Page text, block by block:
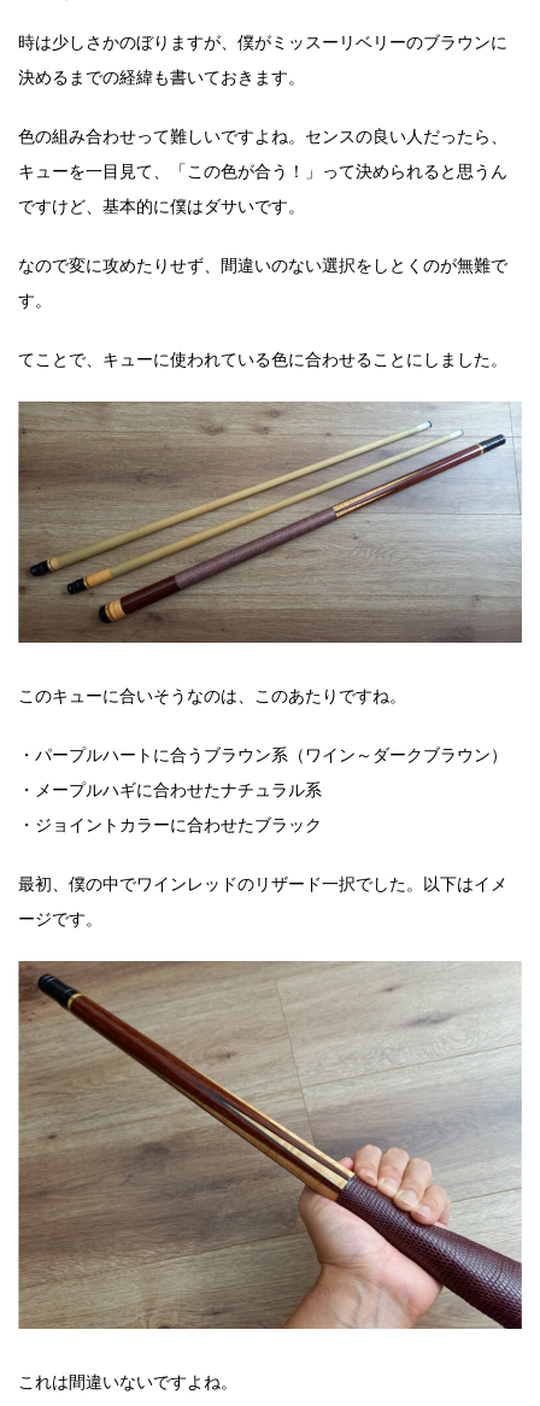
時は少しさかのぼりますが、僕がミッスーリベリーのブラウンに
決めるまでの経緯も書いておきます。
色の組み合わせって難しいですよね。センスの良い人だったら、
キューを一目見て、「この色が合う！」って決められると思うん
ですけど、基本的に僕はダサいです。
なので変に攻めたりせず、間違いのない選択をしとくのが無難で
す。
てことで、キューに使われている色に合わせることにしました。
このキューに合いそうなのは、このあたりですね。
・パープルハートに合うブラウン系（ワイン～ダークブラウン）
・メープルハギに合わせたナチュラル系
・ジョイントカラーに合わせたブラック
最初、僕の中でワインレッドのリザード一択でした。以下はイメ
ージです。
これは間違いないですよね。